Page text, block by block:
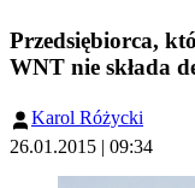
Przedsiębiorca,
WNT nie składa
Karol Różycki
26.01.2015 | 09:34